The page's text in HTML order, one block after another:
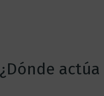
¿Dónde